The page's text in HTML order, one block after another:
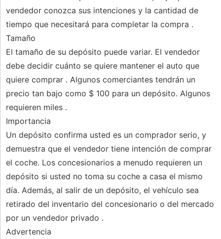
vendedor conozca sus intenciones y la cantidad de
tiempo que necesitará para completar la compra .
Tamaño
El tamaño de su depósito puede variar. El vendedor
debe decidir cuánto se quiere mantener el auto que
quiere comprar . Algunos comerciantes tendrán un
precio tan bajo como $ 100 para un depósito. Algunos
requieren miles .
Importancia
Un depósito confirma usted es un comprador serio, y
demuestra que el vendedor tiene intención de comprar
el coche. Los concesionarios a menudo requieren un
depósito si usted no toma su coche a casa el mismo
día. Además, al salir de un depósito, el vehículo sea
retirado del inventario del concesionario o del mercado
por un vendedor privado .
Advertencia